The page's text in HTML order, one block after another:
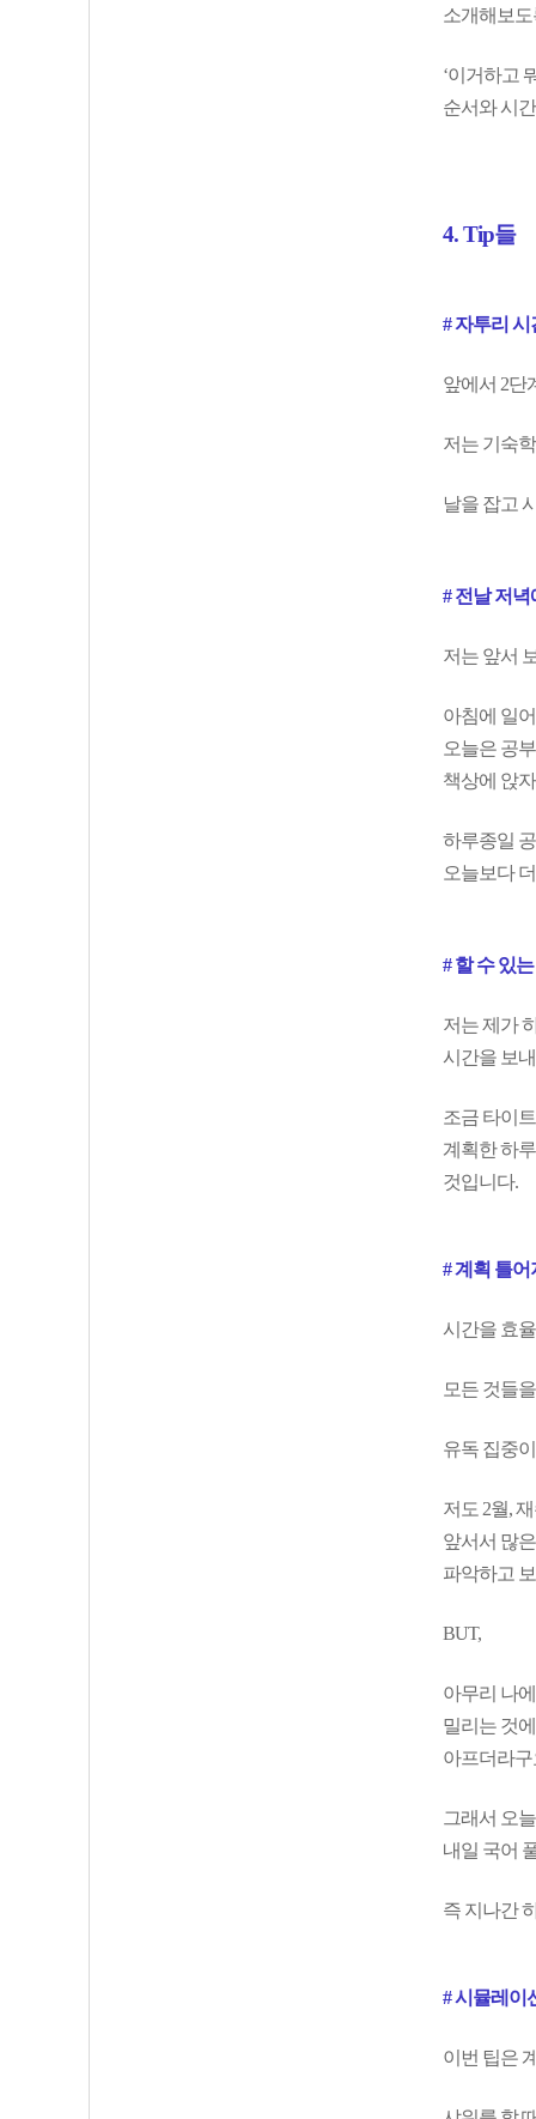
소개해보
‘이거하고
순서와 시
4. Tip들
# 자투리
앞에서 2단
저는 기숙
날을 잡고
# 전날 저
저는 앞서
아침에 일
오늘은 공
책상에 앉
하루종일
오늘보다
# 할 수 있
저는 제가
시간을 보
조금 타이
계획한 하
것입니다.
# 계획 틀
시간을 효
모든 것들
유독 집중
저도 2월,
앞서서 많
파악하고
BUT,
아무리 나
밀리는 것
아프더라
그래서 오
내일 국어
즉 지나간
# 시뮬레이
이번 팁은